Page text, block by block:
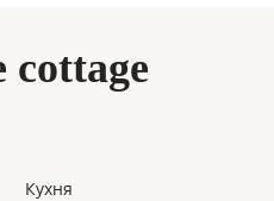
cottage
Кухня